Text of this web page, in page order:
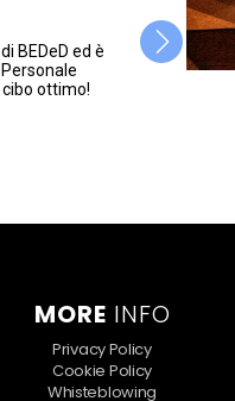
BEDeD ed è
ottimo!
Sono
ristorante
MORE INFO
Privacy Policy
Cookie Policy
Whisteblowing